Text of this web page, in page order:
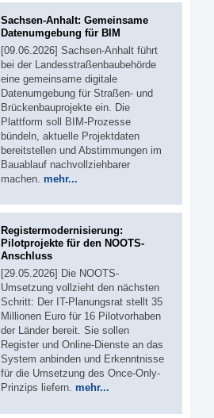
Sachsen-Anhalt: Gemeinsame
Datenumgebung für BIM
[09.06.2026] Sachsen-Anhalt führt
bei der Landesstraßenbaubehörde
eine gemeinsame digitale
Datenumgebung für Straßen- und
Brückenbauprojekte ein. Die
Plattform soll BIM-Prozesse
bündeln, aktuelle Projektdaten
bereitstellen und Abstimmungen im
Bauablauf nachvollziehbarer
machen. mehr...
Registermodernisierung:
Pilotprojekte für den NOOTS-
Anschluss
[29.05.2026] Die NOOTS-
Umsetzung vollzieht den nächsten
Schritt: Der IT-Planungsrat stellt 35
Millionen Euro für 16 Pilotvorhaben
der Länder bereit. Sie sollen
Register und Online-Dienste an das
System anbinden und Erkenntnisse
für die Umsetzung des Once-Only-
Prinzips liefern. mehr...